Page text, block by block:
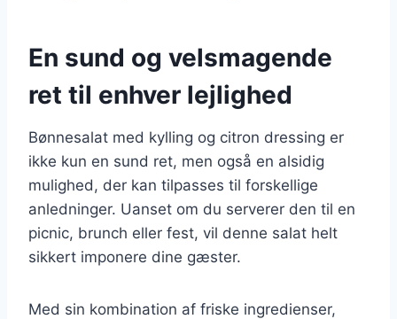
En sund og velsmagende
ret til enhver lejlighed
Bønnesalat med kylling og citron dressing er
ikke kun en sund ret, men også en alsidig
mulighed, der kan tilpasses til forskellige
anledninger. Uanset om du serverer den til en
picnic, brunch eller fest, vil denne salat helt
sikkert imponere dine gæster.
Med sin kombination af friske ingredienser,